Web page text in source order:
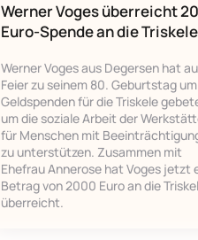
Werner Voges überreicht
Euro-Spende an die Triskele
Werner Voges aus Degersen hat
Feier zu seinem 80. Geburtstag um
Geldspenden für die Triskele
um die soziale Arbeit der
für Menschen mit
zu unterstützen. Zusammen mit
Ehefrau Annerose hat Voges jetzt
Betrag von 2000 Euro an die
überreicht.